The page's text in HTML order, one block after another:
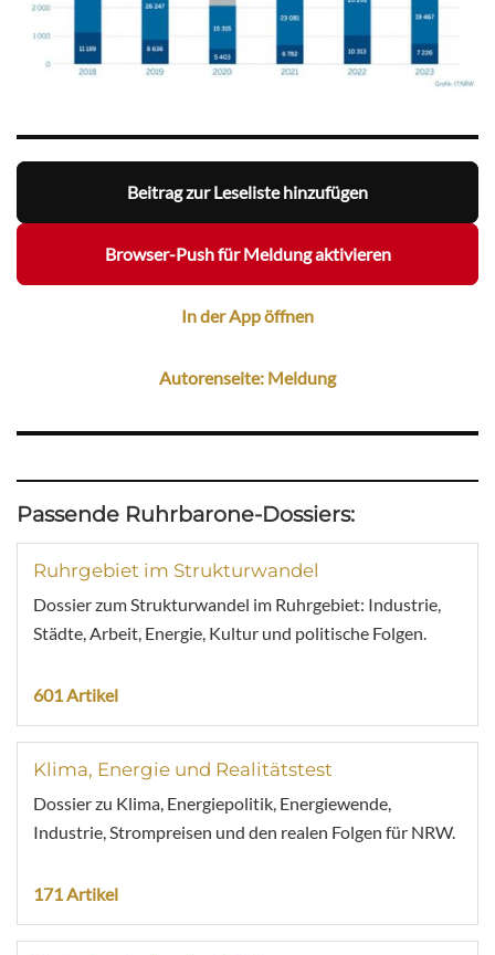
Beitrag zur Leseliste hinzufügen
Browser-Push für Meldung aktivieren
In der App öffnen
Autorenseite: Meldung
Passende Ruhrbarone-Dossiers:
Ruhrgebiet im Strukturwandel
Dossier zum Strukturwandel im Ruhrgebiet: Industrie,
Städte, Arbeit, Energie, Kultur und politische Folgen.
601 Artikel
Klima, Energie und Realitätstest
Dossier zu Klima, Energiepolitik, Energiewende,
Industrie, Strompreisen und den realen Folgen für NRW.
171 Artikel